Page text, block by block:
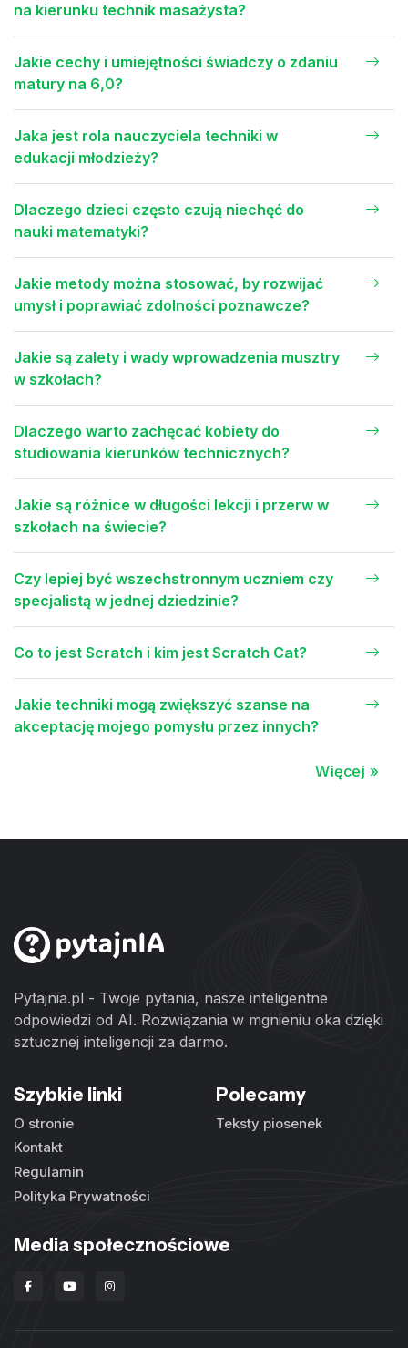
na kierunku technik masażysta?
Jakie cechy i umiejętności świadczy o zdaniu
matury na 6,0?
Jaka jest rola nauczyciela techniki w
edukacji młodzieży?
Dlaczego dzieci często czują niechęć do
nauki matematyki?
Jakie metody można stosować, by rozwijać
umysł i poprawiać zdolności poznawcze?
Jakie są zalety i wady wprowadzenia musztry
w szkołach?
Dlaczego warto zachęcać kobiety do
studiowania kierunków technicznych?
Jakie są różnice w długości lekcji i przerw w
szkołach na świecie?
Czy lepiej być wszechstronnym uczniem czy
specjalistą w jednej dziedzinie?
Co to jest Scratch i kim jest Scratch Cat?
Jakie techniki mogą zwiększyć szanse na
akceptację mojego pomysłu przez innych?
Więcej »
Pytajnia.pl - Twoje pytania, nasze inteligentne
odpowiedzi od AI. Rozwiązania w mgnieniu oka dzięki
sztucznej inteligencji za darmo.
Szybkie linki
O stronie
Kontakt
Regulamin
Polityka Prywatności
Polecamy
Teksty piosenek
Media społecznościowe